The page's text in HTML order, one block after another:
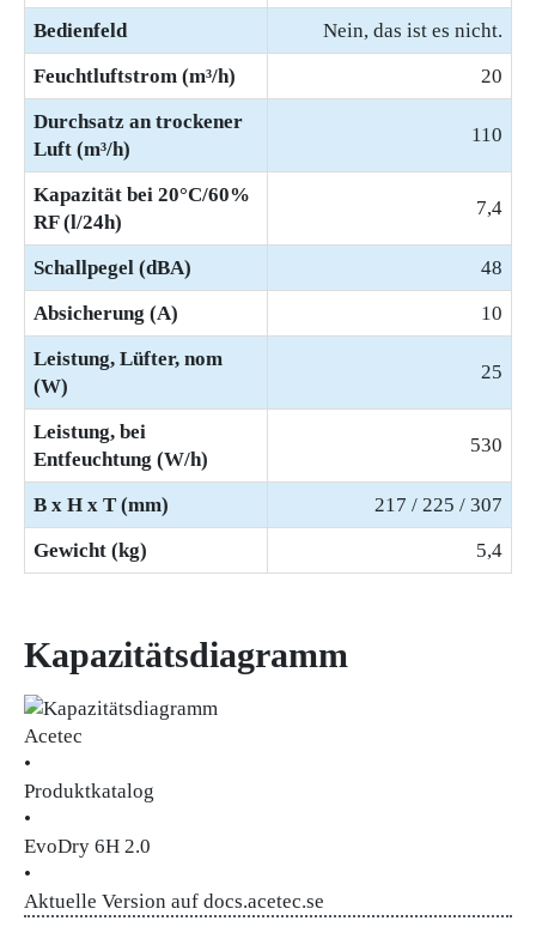
Bedienfeld
Nein, das ist es nicht.
Feuchtluftstrom (m³/h)
20
Durchsatz an trockener
Luft (m³/h)
110
Kapazität bei 20°C/60%
RF (l/24h)
7,4
Schallpegel (dBA)
48
Absicherung (A)
10
Leistung, Lüfter, nom
(W)
25
Leistung, bei
Entfeuchtung (W/h)
530
B x H x T (mm)
217 / 225 / 307
Gewicht (kg)
5,4
Kapazitätsdiagramm
Acetec
•
Produktkatalog
•
EvoDry 6H 2.0
•
Aktuelle Version auf docs.acetec.se